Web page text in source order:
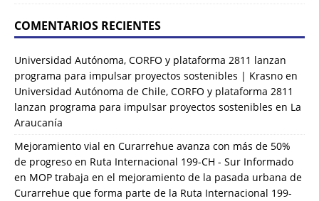
COMENTARIOS RECIENTES
Universidad Autónoma, CORFO y plataforma 2811 lanzan
programa para impulsar proyectos sostenibles | Krasno en
Universidad Autónoma de Chile, CORFO y plataforma 2811
lanzan programa para impulsar proyectos sostenibles en La
Araucanía
Mejoramiento vial en Curarrehue avanza con más de 50%
de progreso en Ruta Internacional 199-CH - Sur Informado
en MOP trabaja en el mejoramiento de la pasada urbana de
Curarrehue que forma parte de la Ruta Internacional 199-